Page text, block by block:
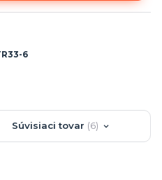
6
Súvisiaci tovar 6